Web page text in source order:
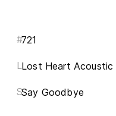
#721
LLost Heart Acoustic
SSay Goodbye